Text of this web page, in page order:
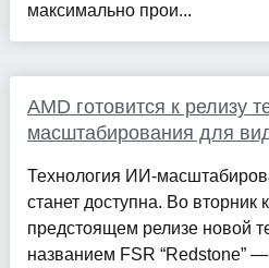
максимально прои...
AMD готовится к релизу
масштабирования для
Технология ИИ-
станет доступна. Во
предстоящем релизе новой
названием FSR “Redstone” —